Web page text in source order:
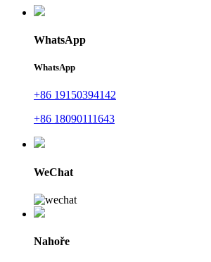
WhatsApp
WhatsApp
+86 19150394142
+86 18090111643
WeChat
Nahoře